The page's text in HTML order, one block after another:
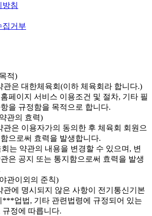
방침
집거부
적)
관은 대한체육회(이하 체육회라 합니다.)
페이지 서비스 이용조건 및 절차, 기타 필
을 규정함을 목적으로 합니다.
관의 효력)
관은 이용자가의 동의한 후 체육회 회원으
으로써 효력을 발생합니다.
는 약관의 내용을 변경할 수 있으며, 변
은 공지 또는 통지함으로써 효력을 발생
관이외의 준칙)
관에 명시되지 않은 사항이 전기통신기본
***업법, 기타 관련법령에 규정되어 있는
규정에 따릅니다.